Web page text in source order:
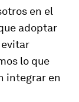
en el
adoptar
lo que
integrar en